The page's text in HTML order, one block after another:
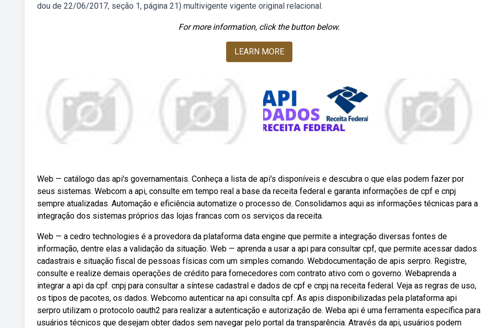
dou de 22/06/2017, seção 1, página 21) multivigente vigente original relacional.
For more information, click the button below.
LEARN MORE
Web — catálogo das api's governamentais. Conheça a lista de api's disponíveis e descubra o que elas podem fazer por
seus sistemas. Webcom a api, consulte em tempo real a base da receita federal e garanta informações de cpf e cnpj
sempre atualizadas. Automação e eficiência automatize o processo de. Consolidamos aqui as informações técnicas para a
integração dos sistemas próprios das lojas francas com os serviços da receita.
Web — a cedro technologies é a provedora da plataforma data engine que permite a integração diversas fontes de
informação, dentre elas a validação da situação. Web — aprenda a usar a api para consultar cpf, que permite acessar dados
cadastrais e situação fiscal de pessoas físicas com um simples comando. Webdocumentação de apis serpro. Registre,
consulte e realize demais operações de crédito para fornecedores com contrato ativo com o governo. Webaprenda a
integrar a api da cpf. cnpj para consultar a síntese cadastral e dados de cpf e cnpj na receita federal. Veja as regras de uso,
os tipos de pacotes, os dados. Webcomo autenticar na api consulta cpf. As apis disponibilizadas pela plataforma api
serpro utilizam o protocolo oauth2 para realizar a autenticação e autorização de. Weba api é uma ferramenta específica para
usuários técnicos que desejam obter dados sem navegar pelo portal da transparência. Através da api, usuários podem